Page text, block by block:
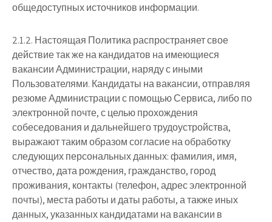
общедоступных источников информации.
2.1.2. Настоящая Политика распространяет свое
действие так же на кандидатов на имеющиеся
вакансии Администрации, наряду с иными
Пользователями. Кандидаты на вакансии, отправляя
резюме Администрации с помощью Сервиса, либо по
электронной почте, с целью прохождения
собеседования и дальнейшего трудоустройства,
выражают таким образом согласие на обработку
следующих персональных данных: фамилия, имя,
отчество, дата рождения, гражданство, город
проживания, контакты (телефон, адрес электронной
почты), места работы и даты работы, а также иных
данных, указанных кандидатами на вакансии в